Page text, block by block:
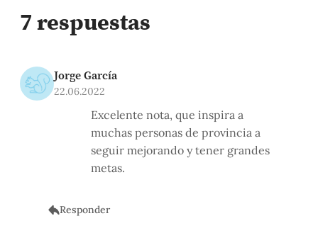
7 respuestas
Jorge García
22.06.2022
Excelente nota, que inspira a
muchas personas de provincia a
seguir mejorando y tener grandes
metas.
Responder